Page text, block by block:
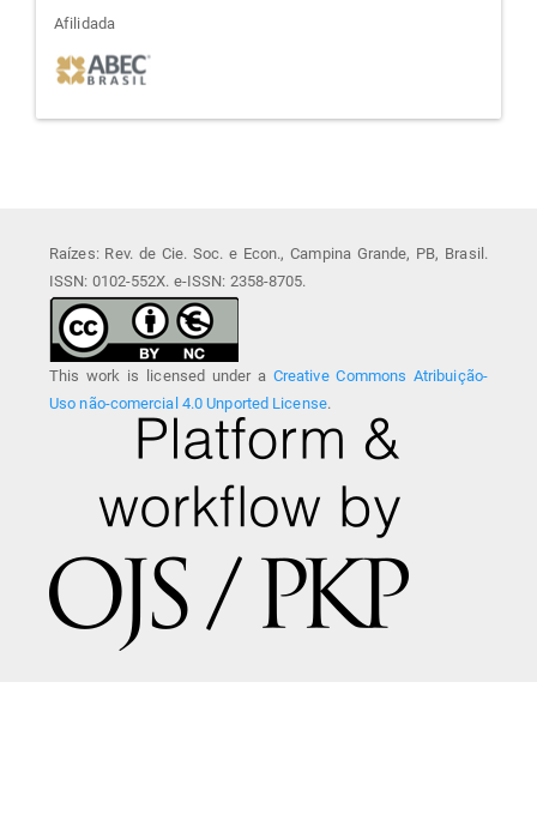
afiliada
Afilidada
Raízes: Rev. de Cie. Soc. e Econ., Campina Grande, PB, Brasil.
ISSN: 0102-552X. e-ISSN: 2358-8705.
This work is licensed under a Creative Commons Atribuição-
Uso não-comercial 4.0 Unported License.